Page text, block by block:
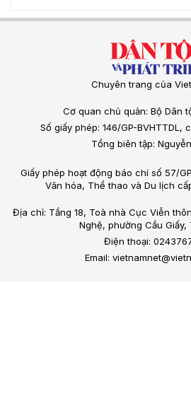
Chuyên trang của
Cơ quan chủ quản: Bộ Dân
Số giấy phép: 146/GP-BVHTTDL,
Tổng biên tập:
Giấy phép hoạt động báo chí số 57/
Văn hóa, Thể thao và Du lịch
Địa chỉ: Tầng 18, Toà nhà Cục Viễn
Nghệ, phường Cầu Giấy,
Điện thoại:
Email: